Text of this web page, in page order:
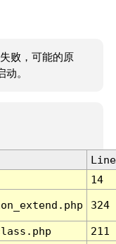
败，可能的原
。
Line
14
324
211